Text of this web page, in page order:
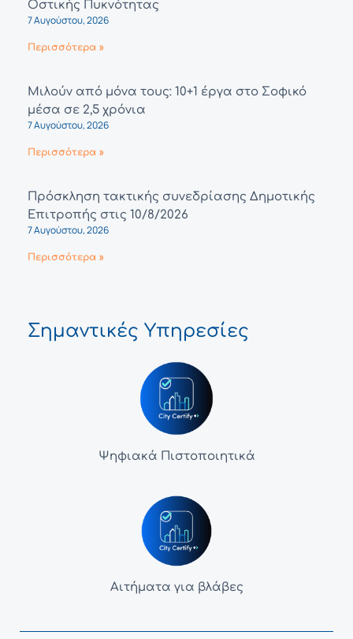
Οστικής Πυκνότητας
7 Αυγούστου, 2026
Περισσότερα »
Μιλούν από μόνα τους: 10+1 έργα στο Σοφικό
μέσα σε 2,5 χρόνια
7 Αυγούστου, 2026
Περισσότερα »
Πρόσκληση τακτικής συνεδρίασης Δημοτικής
Επιτροπής στις 10/8/2026
7 Αυγούστου, 2026
Περισσότερα »
Σημαντικές Υπηρεσίες
Ψηφιακά Πιστοποιητικά
Αιτήματα για βλάβες